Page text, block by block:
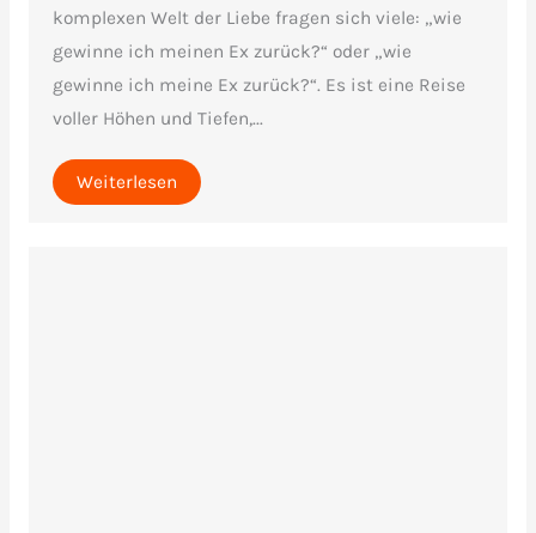
komplexen Welt der Liebe fragen sich viele: „wie
gewinne ich meinen Ex zurück?“ oder „wie
gewinne ich meine Ex zurück?“. Es ist eine Reise
voller Höhen und Tiefen,...
Weiterlesen